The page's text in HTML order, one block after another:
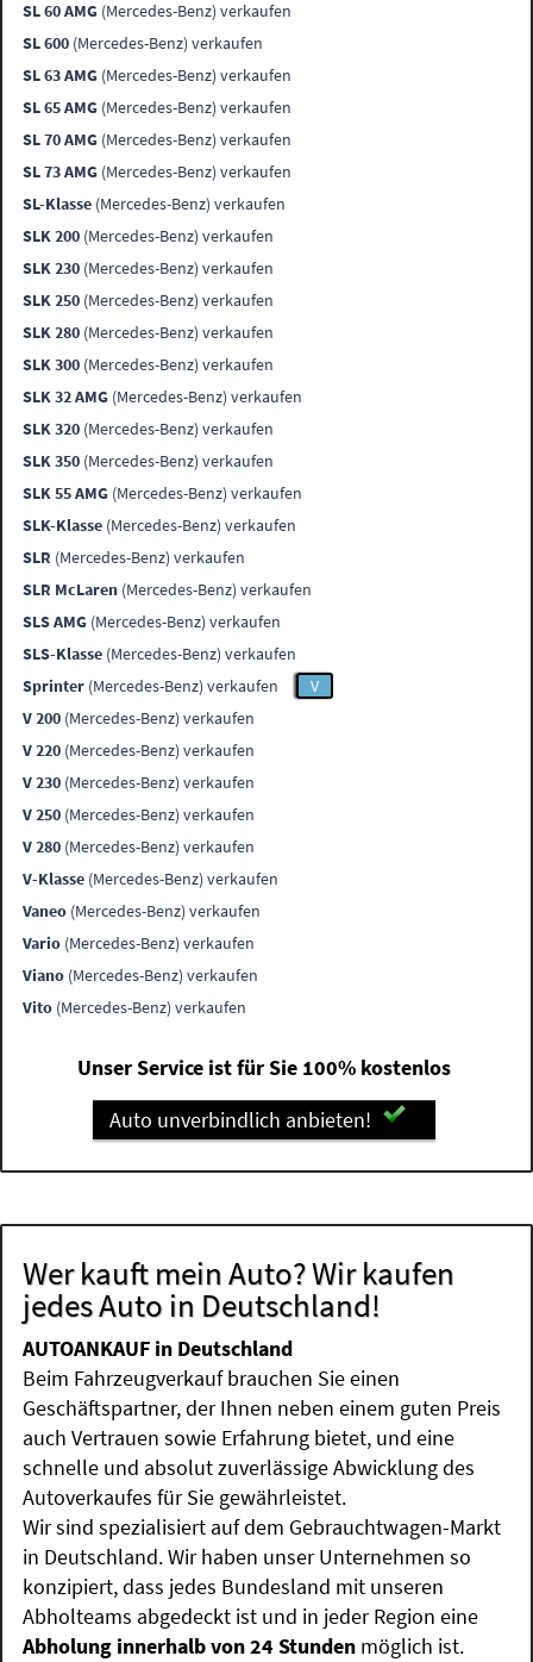
SL 60 AMG (Mercedes-Benz) verkaufen
SL 600 (Mercedes-Benz) verkaufen
SL 63 AMG (Mercedes-Benz) verkaufen
SL 65 AMG (Mercedes-Benz) verkaufen
SL 70 AMG (Mercedes-Benz) verkaufen
SL 73 AMG (Mercedes-Benz) verkaufen
SL-Klasse (Mercedes-Benz) verkaufen
SLK 200 (Mercedes-Benz) verkaufen
SLK 230 (Mercedes-Benz) verkaufen
SLK 250 (Mercedes-Benz) verkaufen
SLK 280 (Mercedes-Benz) verkaufen
SLK 300 (Mercedes-Benz) verkaufen
SLK 32 AMG (Mercedes-Benz) verkaufen
SLK 320 (Mercedes-Benz) verkaufen
SLK 350 (Mercedes-Benz) verkaufen
SLK 55 AMG (Mercedes-Benz) verkaufen
SLK-Klasse (Mercedes-Benz) verkaufen
SLR (Mercedes-Benz) verkaufen
SLR McLaren (Mercedes-Benz) verkaufen
SLS AMG (Mercedes-Benz) verkaufen
SLS-Klasse (Mercedes-Benz) verkaufen
Sprinter (Mercedes-Benz) verkaufen
V
V 200 (Mercedes-Benz) verkaufen
V 220 (Mercedes-Benz) verkaufen
V 230 (Mercedes-Benz) verkaufen
V 250 (Mercedes-Benz) verkaufen
V 280 (Mercedes-Benz) verkaufen
V-Klasse (Mercedes-Benz) verkaufen
Vaneo (Mercedes-Benz) verkaufen
Vario (Mercedes-Benz) verkaufen
Viano (Mercedes-Benz) verkaufen
Vito (Mercedes-Benz) verkaufen
Unser Service ist für Sie 100% kostenlos
Auto unverbindlich anbieten!
Wer kauft mein Auto? Wir kaufen
jedes Auto in Deutschland!
AUTOANKAUF in Deutschland
Beim Fahrzeugverkauf brauchen Sie einen
Geschäftspartner, der Ihnen neben einem guten Preis
auch Vertrauen sowie Erfahrung bietet, und eine
schnelle und absolut zuverlässige Abwicklung des
Autoverkaufes für Sie gewährleistet.
Wir sind spezialisiert auf dem Gebrauchtwagen-Markt
in Deutschland. Wir haben unser Unternehmen so
konzipiert, dass jedes Bundesland mit unseren
Abholteams abgedeckt ist und in jeder Region eine
Abholung innerhalb von 24 Stunden möglich ist.